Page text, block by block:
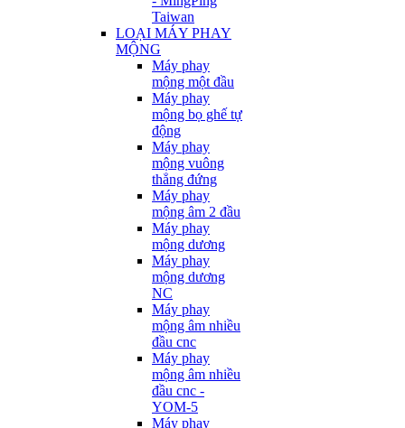
Taiwan
LOẠI MÁY PHAY
MỘNG
Máy phay
mộng một đầu
Máy phay
mộng bọ ghế tự
động
Máy phay
mộng vuông
thẳng đứng
Máy phay
mộng âm 2 đầu
Máy phay
mộng dương
Máy phay
mộng dương
NC
Máy phay
mộng âm nhiều
đầu cnc
Máy phay
mộng âm nhiều
đầu cnc -
YOM-5
Máy phay